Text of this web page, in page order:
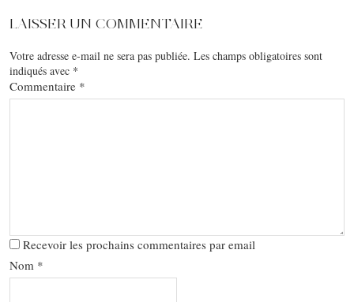
LAISSER UN COMMENTAIRE
Votre adresse e-mail ne sera pas publiée. Les champs obligatoires sont
indiqués avec *
Commentaire *
Recevoir les prochains commentaires par email
Nom *